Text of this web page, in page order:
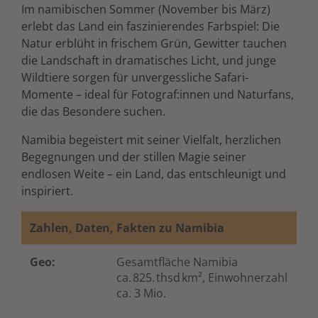
Im namibischen Sommer (November bis März)
erlebt das Land ein faszinierendes Farbspiel: Die
Natur erblüht in frischem Grün, Gewitter tauchen
die Landschaft in dramatisches Licht, und junge
Wildtiere sorgen für unvergessliche Safari-
Momente – ideal für Fotograf:innen und Naturfans,
die das Besondere suchen.
Namibia begeistert mit seiner Vielfalt, herzlichen
Begegnungen und der stillen Magie seiner
endlosen Weite – ein Land, das entschleunigt und
inspiriert.
Zahlen, Daten, Fakten zu Namibia
Geo:
Gesamtfläche Namibia
ca. 825. thsd km², Einwohnerzahl
ca. 3 Mio.